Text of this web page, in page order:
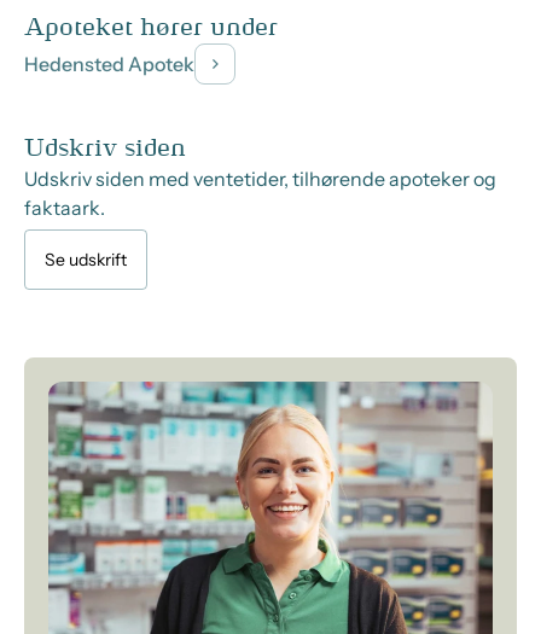
Apoteket hører under
Hedensted Apotek
Udskriv siden
Udskriv siden med ventetider, tilhørende apoteker og
faktaark.
Se udskrift